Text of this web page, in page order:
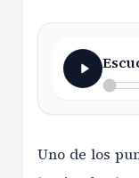
Uno de los